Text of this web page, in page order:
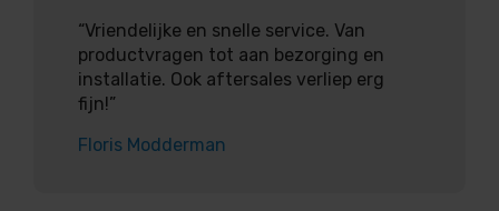
“Vriendelijke en snelle service. Van
productvragen tot aan bezorging en
installatie. Ook aftersales verliep erg
fijn!”
Floris Modderman